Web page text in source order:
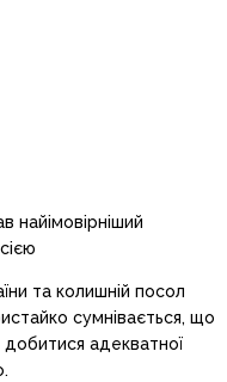
та колишній посол
сумнівається, що
адекватної